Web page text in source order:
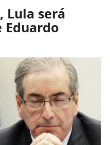
Lula será
Eduardo